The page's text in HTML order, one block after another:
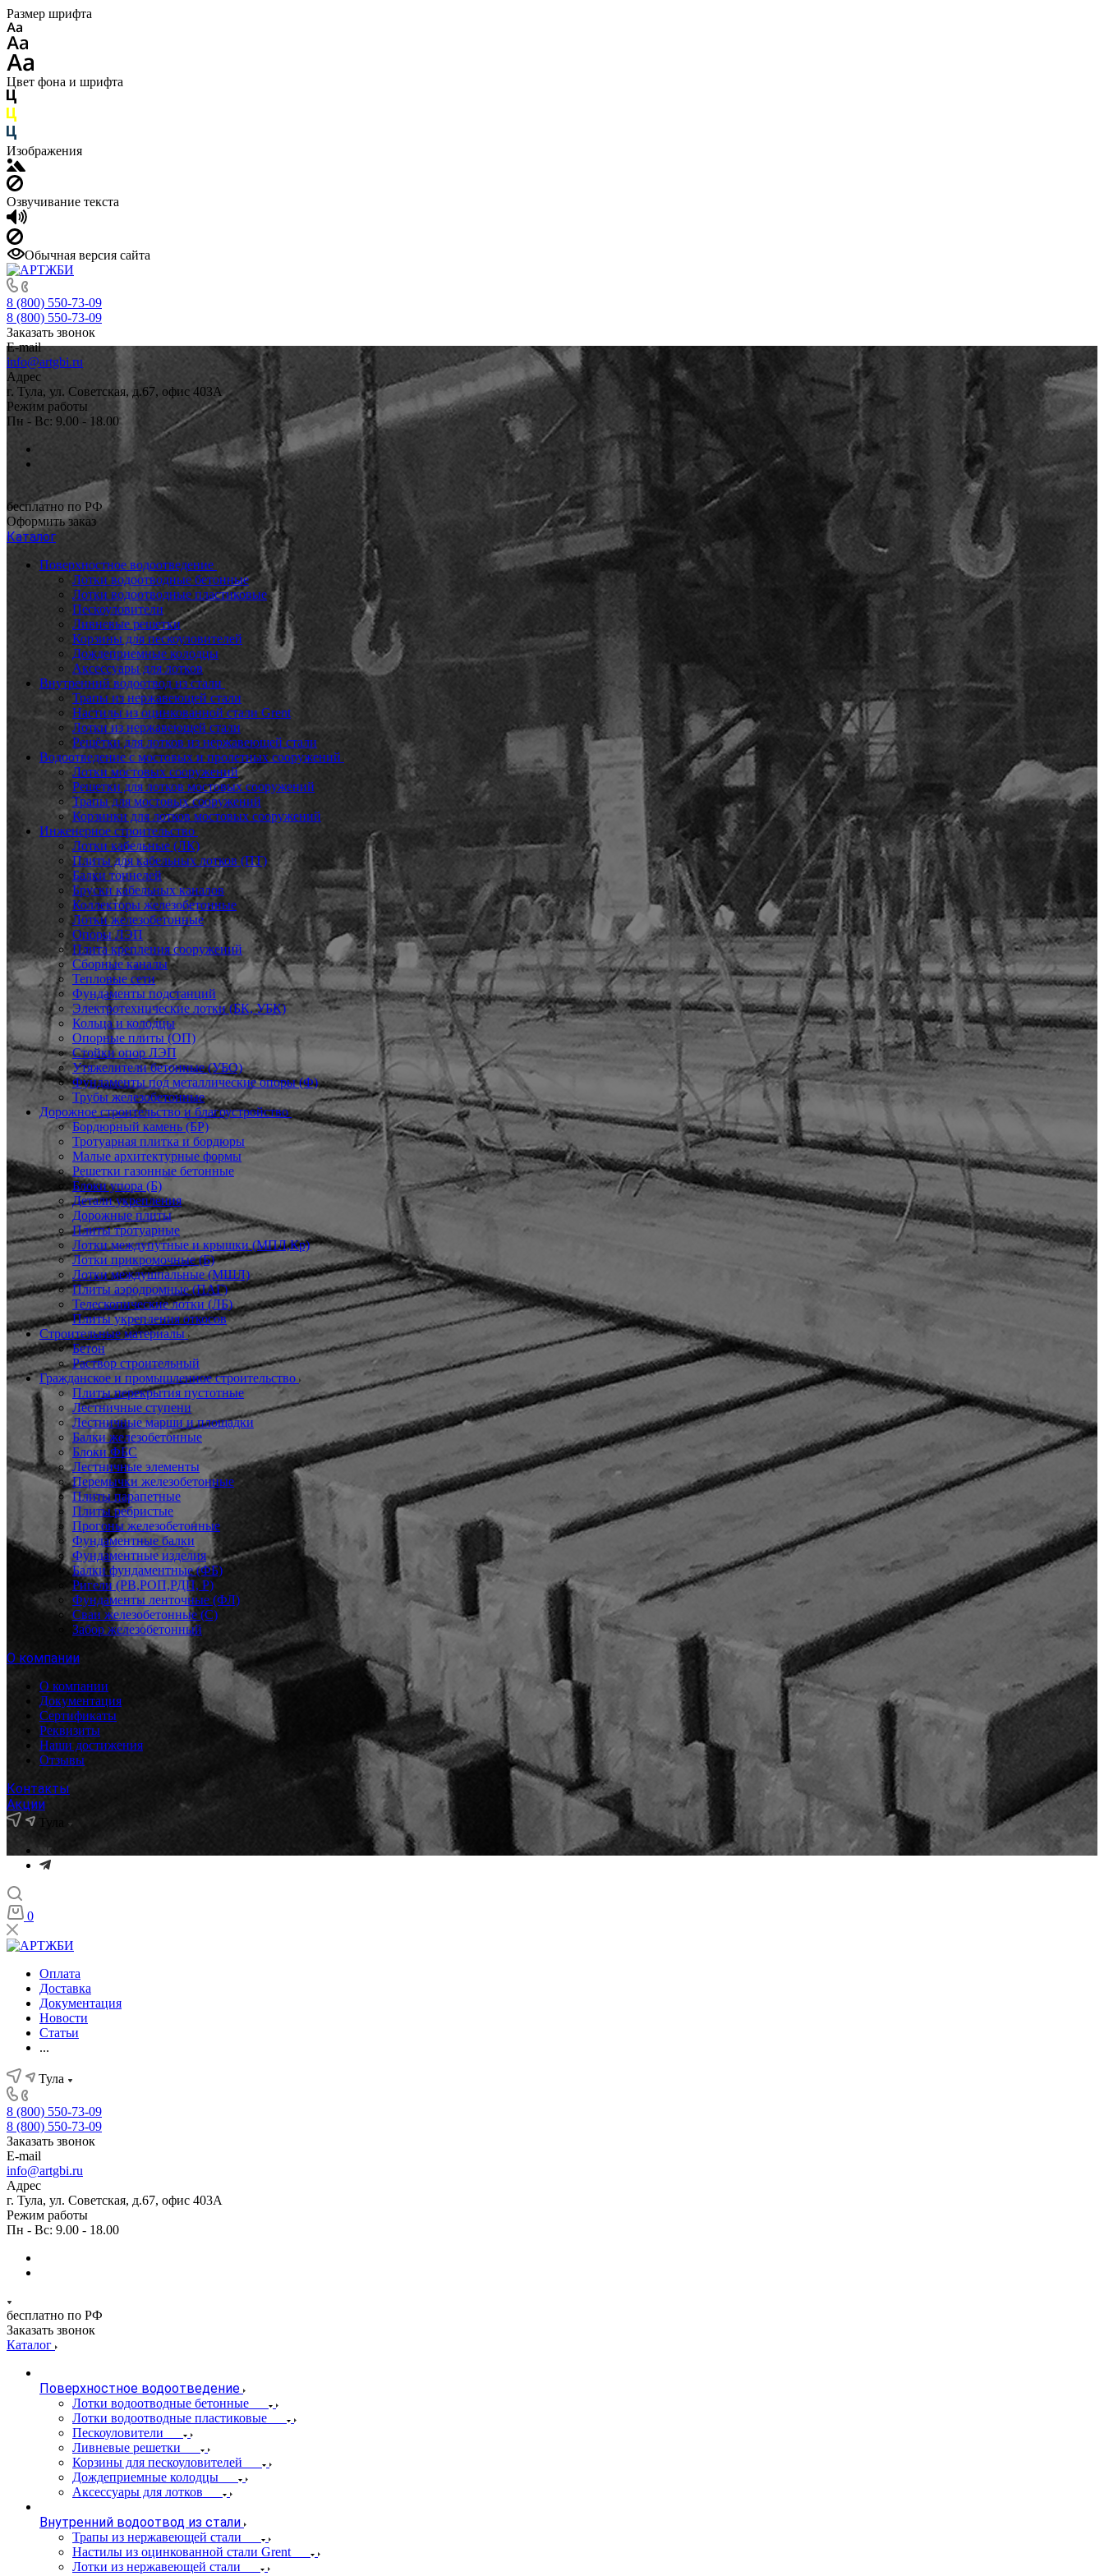
Размер шрифта
Цвет фона и шрифта
Изображения
Озвучивание текста
Обычная версия сайта
8 (800) 550-73-09
8 (800) 550-73-09
Заказать звонок
E-mail
info@artgbi.ru
Адрес
г. Тула, ул. Советская, д.67, офис 403А
Режим работы
Пн - Вс: 9.00 - 18.00
бесплатно по РФ
Оформить заказ
Каталог
Поверхностное водоотведение
Лотки водоотводные бетонные
Лотки водоотводные пластиковые
Пескоуловители
Ливневые решетки
Корзины для пескоуловителей
Дождеприемные колодцы
Аксессуары для лотков
Внутренний водоотвод из стали
Трапы из нержавеющей стали
Настилы из оцинкованной стали Grent
Лотки из нержавеющей стали
Решётки для лотков из нержавеющей стали
Водоотведение с мостовых и пролетных сооружений
Лотки мостовых сооружений
Решетки для лотков мостовых сооружений
Трапы для мостовых сооружений
Корзинки для лотков мостовых сооружений
Инженерное строительство
Лотки кабельные (ЛК)
Плиты для кабельных лотков (ПТ)
Балки тоннелей
Бруски кабельных каналов
Коллекторы железобетонные
Лотки железобетонные
Опоры ЛЭП
Плита крепления сооружений
Сборные каналы
Тепловые сети
Фундаменты подстанций
Электротехнические лотки (БК, УБК)
Кольца и колодцы
Опорные плиты (ОП)
Стойки опор ЛЭП
Утяжелители бетонные (УБО)
Фундаменты под металлические опоры (Ф)
Трубы железобетонные
Дорожное строительство и благоустройство
Бордюрный камень (БР)
Тротуарная плитка и бордюры
Малые архитектурные формы
Решетки газонные бетонные
Блоки упора (Б)
Детали укрепления
Дорожные плиты
Плиты тротуарные
Лотки междупутные и крышки (МПЛ,Кр)
Лотки прикромочные (Б)
Лотки междушпальные (МШЛ)
Плиты аэродромные (ПАГ)
Телескопические лотки (ЛБ)
Плиты укрепления откосов
Строительные материалы
Бетон
Раствор строительный
Гражданское и промышленное строительство
Плиты перекрытия пустотные
Лестничные ступени
Лестничные марши и площадки
Балки железобетонные
Блоки ФБС
Лестничные элементы
Перемычки железобетонные
Плиты парапетные
Плиты ребристые
Прогоны железобетонные
Фундаментные балки
Фундаментные изделия
Балки фундаментные (ФБ)
Ригели (РВ,РОП,РДП, Р)
Фундаменты ленточные (ФЛ)
Сваи железобетонные (С)
Забор железобетонный
О компании
О компании
Документация
Сертификаты
Реквизиты
Наши достижения
Отзывы
Контакты
Акции
Тула
0
Оплата
Доставка
Документация
Новости
Статьи
...
Тула
8 (800) 550-73-09
8 (800) 550-73-09
Заказать звонок
E-mail
info@artgbi.ru
Адрес
г. Тула, ул. Советская, д.67, офис 403А
Режим работы
Пн - Вс: 9.00 - 18.00
бесплатно по РФ
Заказать звонок
Каталог
Поверхностное водоотведение
Лотки водоотводные бетонные
Лотки водоотводные пластиковые
Пескоуловители
Ливневые решетки
Корзины для пескоуловителей
Дождеприемные колодцы
Аксессуары для лотков
Внутренний водоотвод из стали
Трапы из нержавеющей стали
Настилы из оцинкованной стали Grent
Лотки из нержавеющей стали